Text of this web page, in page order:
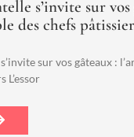
s’invite sur vos
des chefs
sur vos gâteaux :
L’essor